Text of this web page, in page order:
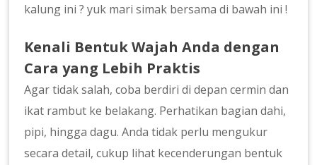
kalung ini ? yuk mari simak bersama di bawah ini !
Kenali Bentuk Wajah Anda dengan
Cara yang Lebih Praktis
Agar tidak salah, coba berdiri di depan cermin dan
ikat rambut ke belakang. Perhatikan bagian dahi,
pipi, hingga dagu. Anda tidak perlu mengukur
secara detail, cukup lihat kecenderungan bentuk